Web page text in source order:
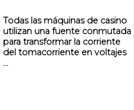
Todas las máquinas de casino
utilizan una fuente conmutada
para transformar la corriente
del tomacorriente en voltajes
...